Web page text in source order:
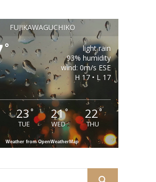
FUJIKAWAGUCHIKO
°
light rain
93% humidity
wind: 0m/s ESE
H 17 • L 17
23°
TUE
21°
WED
22°
THU
Weather from OpenWeatherMap